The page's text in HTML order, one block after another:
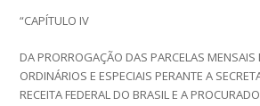
“CAPÍTULO IV
DA PRORROGAÇÃO DAS PARCELAS
ORDINÁRIOS E ESPECIAIS PERANTE A
RECEITA FEDERAL DO BRASIL E A